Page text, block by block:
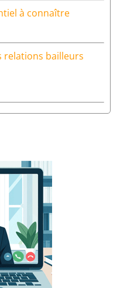
à connaître
relations bailleurs